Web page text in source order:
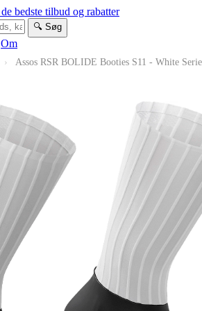
🔍 Søg
Om
› Assos RSR BOLIDE Booties S11 - White